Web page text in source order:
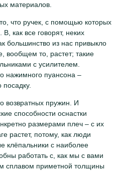
материалов.
что ручек, с помощью которых
как все говорят, неких
большинство из нас привыкло
вообщем то, растет; такие
с усилителем.
нажимного пуансона –
возвратных пружин. И
способности оснастки
размерами плеч – с их
растет, потому, как люди
клёпальники с наиболее
работать с, как мы с вами
сплавом приметной толщины